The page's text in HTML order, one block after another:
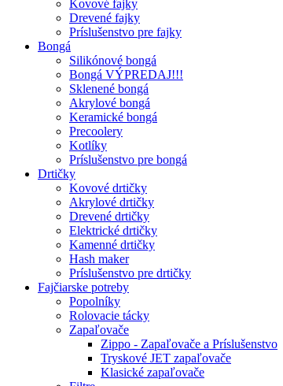
Kovové fajky
Drevené fajky
Príslušenstvo pre fajky
Bongá
Silikónové bongá
Bongá VÝPREDAJ!!!
Sklenené bongá
Akrylové bongá
Keramické bongá
Precoolery
Kotlíky
Príslušenstvo pre bongá
Drtičky
Kovové drtičky
Akrylové drtičky
Drevené drtičky
Elektrické drtičky
Kamenné drtičky
Hash maker
Príslušenstvo pre drtičky
Fajčiarske potreby
Popolníky
Rolovacie tácky
Zapaľovače
Zippo - Zapaľovače a Príslušenstvo
Tryskové JET zapaľovače
Klasické zapaľovače